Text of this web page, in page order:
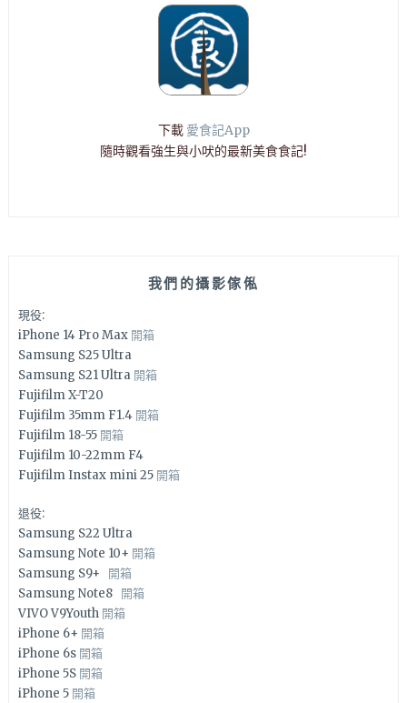
下載 愛食記App
隨時觀看強生與小吠的最新美食食記!
我們的攝影傢俬
現役:
iPhone 14 Pro Max 開箱
Samsung S25 Ultra
Samsung S21 Ultra 開箱
Fujifilm X-T20
Fujifilm 35mm F1.4 開箱
Fujifilm 18-55 開箱
Fujifilm 10-22mm F4
Fujifilm Instax mini 25 開箱
退役:
Samsung S22 Ultra
Samsung Note 10+ 開箱
Samsung S9+ 開箱
Samsung Note8 開箱
VIVO V9Youth 開箱
iPhone 6+ 開箱
iPhone 6s 開箱
iPhone 5S 開箱
iPhone 5 開箱